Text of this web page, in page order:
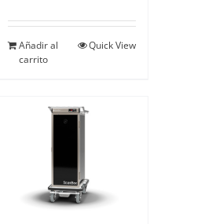
Añadir al
carrito
Quick View